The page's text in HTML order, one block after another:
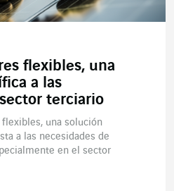
flexibles, una
a las
terciario
una solución
a las necesidades de
en el sector